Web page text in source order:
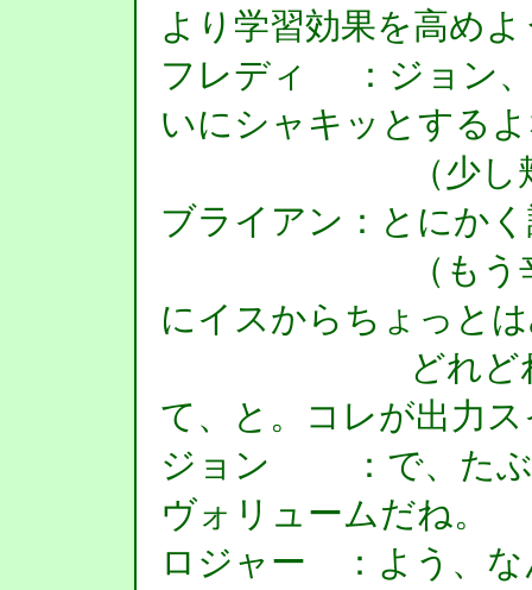
より学習効果を高め
フレディ ：ジョン
いにシャキッとする
（少し頬が赤
ブライアン：とにか
（もう辛抱た
にイスからちょっと
どれどれ、ヘ
て、と。コレが出力
ジョン ：で、たぶ
ヴォリュームだね。
ロジャー ：よう、な